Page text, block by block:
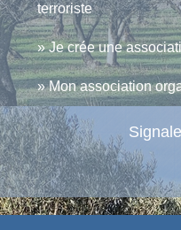
terroriste
Je crée une
Mon association